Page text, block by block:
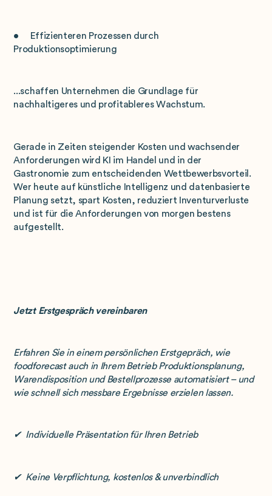
• Effizienteren Prozessen durch
Produktionsoptimierung
...schaffen Unternehmen die Grundlage für
nachhaltigeres und profitableres Wachstum.
Gerade in Zeiten steigender Kosten und wachsender
Anforderungen wird KI im Handel und in der
Gastronomie zum entscheidenden Wettbewerbsvorteil.
Wer heute auf künstliche Intelligenz und datenbasierte
Planung setzt, spart Kosten, reduziert Inventurverluste
und ist für die Anforderungen von morgen bestens
aufgestellt.
Jetzt Erstgespräch vereinbaren
Erfahren Sie in einem persönlichen Erstgepräch, wie
foodforecast auch in Ihrem Betrieb Produktionsplanung,
Warendisposition und Bestellprozesse automatisiert – und
wie schnell sich messbare Ergebnisse erzielen lassen.
✔ Individuelle Präsentation für Ihren Betrieb
✔ Keine Verpflichtung, kostenlos & unverbindlich